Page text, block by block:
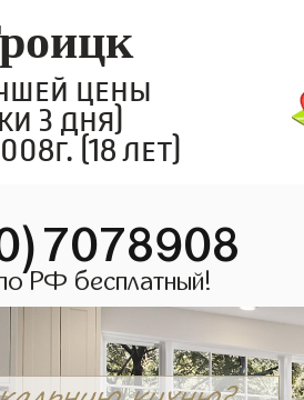
цены
3 дня)
(18 лет)
РФ бесплатный!